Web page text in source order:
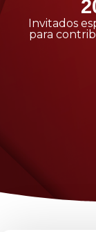
Invitados
para